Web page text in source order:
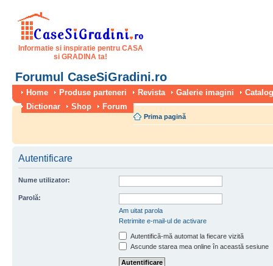
Informatie si inspiratie pentru CASA
si GRADINA ta!
Forumul CaseSiGradini.ro
Home Produse parteneri Revista Galerie imagini
Dictionar
Shop Forum
Prima pagină
Autentificare
Nume utilizator:
Parolă:
Am uitat parola
Retrimite e-mail-ul de activare
Autentifică-mă automat la fiecare vizită
Ascunde starea mea online în această sesiune